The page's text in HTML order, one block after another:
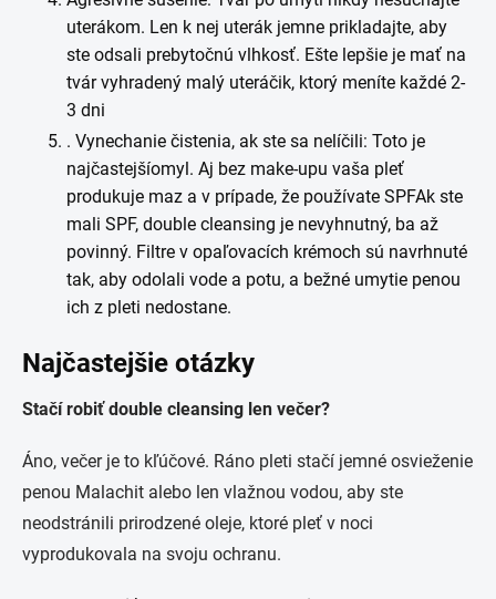
uterákom. Len k nej uterák jemne prikladajte, aby
ste odsali prebytočnú vlhkosť. Ešte lepšie je mať na
tvár vyhradený malý uteráčik, ktorý meníte každé 2-
3 dni
. Vynechanie čistenia, ak ste sa nelíčili: Toto je
najčastejšíomyl. Aj bez make-upu vaša pleť
produkuje maz a v prípade, že používate SPFAk ste
mali SPF, double cleansing je nevyhnutný, ba až
povinný. Filtre v opaľovacích krémoch sú navrhnuté
tak, aby odolali vode a potu, a bežné umytie penou
ich z pleti nedostane.
Najčastejšie otázky
Stačí robiť double cleansing len večer?
Áno, večer je to kľúčové. Ráno pleti stačí jemné osvieženie
penou Malachit alebo len vlažnou vodou, aby ste
neodstránili prirodzené oleje, ktoré pleť v noci
vyprodukovala na svoju ochranu.